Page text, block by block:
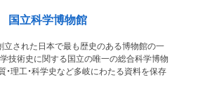
国立科学博物館
立された日本で最も歴史のある博物館の一
学技術史に関する国立の唯一の総合科学博物
・理工・科学史など多岐にわたる資料を保存